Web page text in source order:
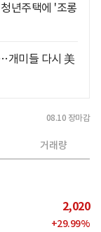
년주택에 '조롱
개미들 다시 美
08.10 장마감
거래량
2,020
+29.99%